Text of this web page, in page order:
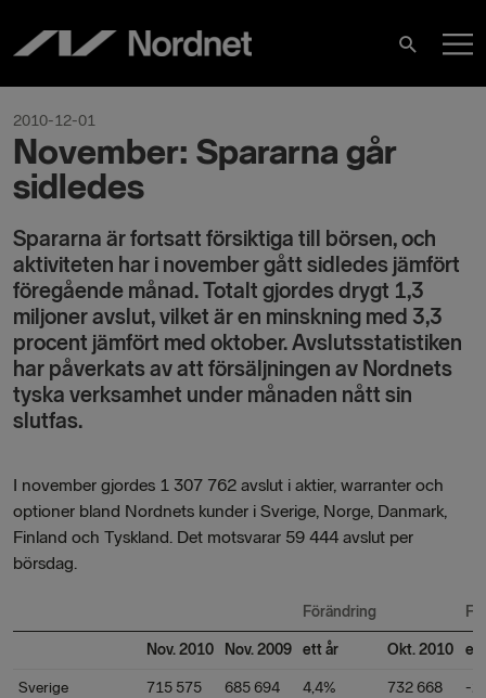
innehåll
Sök
2010-12-01
November: Spararna går
sidledes
Spararna är fortsatt försiktiga till börsen, och
aktiviteten har i november gått sidledes jämfört
föregående månad. Totalt gjordes drygt 1,3
miljoner avslut, vilket är en minskning med 3,3
procent jämfört med oktober. Avslutsstatistiken
har påverkats av att försäljningen av Nordnets
tyska verksamhet under månaden nått sin
slutfas.
I november gjordes 1 307 762 avslut i aktier, warranter och
optioner bland Nordnets kunder i Sverige, Norge, Danmark,
Finland och Tyskland. Det motsvarar 59 444 avslut per
börsdag.
Förändring
Nov. 2010 Nov. 2009 ett år Okt. 2010 en
Sverige 715 575 685 694 4,4% 732 668 -